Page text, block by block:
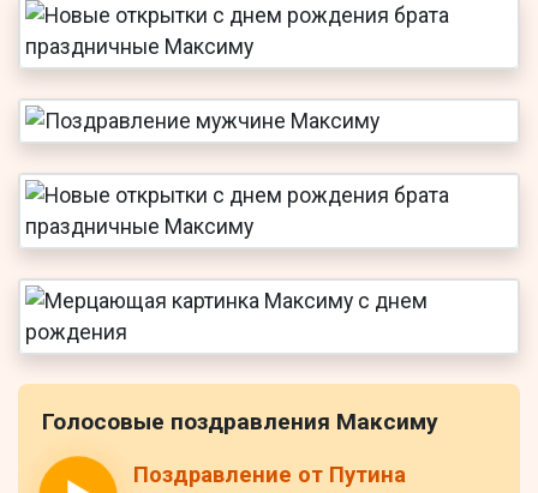
Голосовые поздравления Максиму
Поздравление от Путина